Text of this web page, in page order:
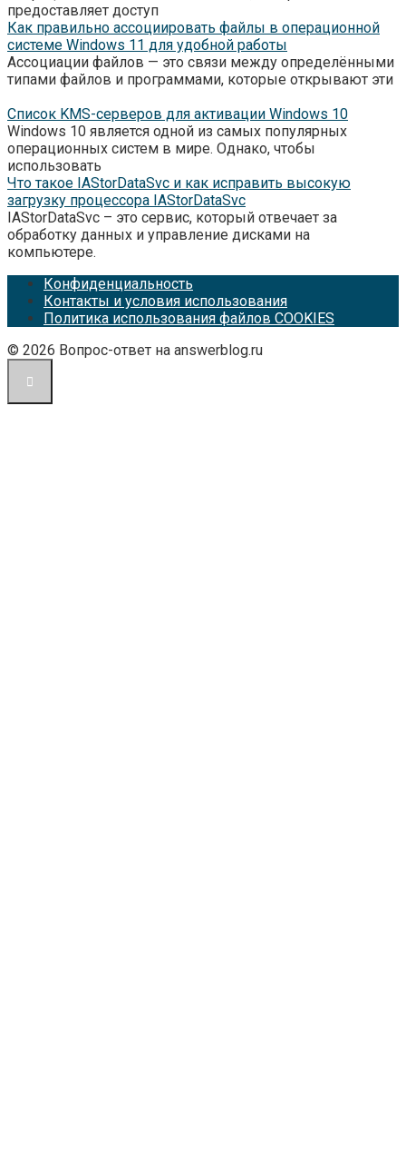
предоставляет доступ
Как правильно ассоциировать файлы в операционной
системе Windows 11 для удобной работы
Ассоциации файлов — это связи между определёнными
типами файлов и программами, которые открывают эти
Список KMS-серверов для активации Windows 10
Windows 10 является одной из самых популярных
операционных систем в мире. Однако, чтобы
использовать
Что такое IAStorDataSvc и как исправить высокую
загрузку процессора IAStorDataSvc
IAStorDataSvc – это сервис, который отвечает за
обработку данных и управление дисками на
компьютере.
Конфиденциальность
Контакты и условия использования
Политика использования файлов COOKIES
© 2026 Вопрос-ответ на answerblog.ru